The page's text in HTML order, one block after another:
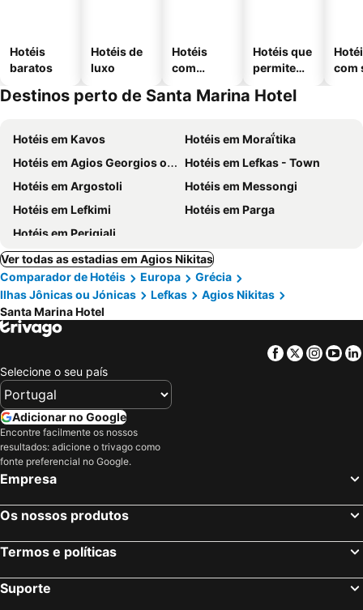
Hotéis
baratos
Hotéis de
luxo
Hotéis
com
Hotéis que
permitem
com
Destinos perto de Santa Marina Hotel
Hotéis em Kavos
Hotéis em Moraḯtika
Hotéis em Agios Georgios of Argyrades
Hotéis em Lefkas - Town
Hotéis em Argostoli
Hotéis em Messongi
Hotéis em Lefkimi
Hotéis em Parga
Hotéis em Perigiali
Ver todas as estadias em Agios Nikitas
Comparador de Hotéis
Europa
Grécia
Ilhas Jônicas ou Jónicas
Lefkas
Agios Nikitas
Santa Marina Hotel
Facebook
Twitter
Selecione o seu país
Adicionar no Google
Encontre facilmente os nossos
resultados: adicione o trivago como
fonte preferencial no Google.
Empresa
Os nossos produtos
Termos e políticas
Suporte